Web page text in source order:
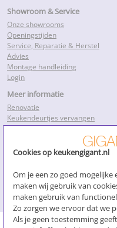
Cookies op keukengigant.nl
Om je een zo goed
maken wij gebruik van
maken gebruik van
Zo zorgen we ervoor dat we
Als je geen toestemming
Showroom & Service
Onze showrooms
Openingstijden
Service, Reparatie & Herstel
Advies
Montage handleiding
Login
Meer informatie
Renovatie
Keukendeurtjes vervangen
Keukenkastdeurtjes
Keukenkastjes vervangen
Kosten keukenrenovatie
Losse keukendeurtjes
Nieuwe keukendeurtjes
Klik voor meer…